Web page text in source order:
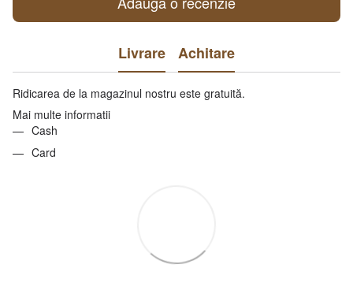
Livrare Achitare
Ridicarea de la magazinul nostru este gratuită.
Mai multe informatii
Cash
Card